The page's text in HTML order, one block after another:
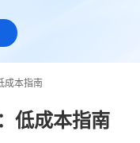
成本指南
低成本指南